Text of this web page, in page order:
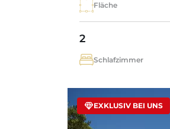
Fläche
2
Schlafzimmer
EXKLUSIV BEI UNS